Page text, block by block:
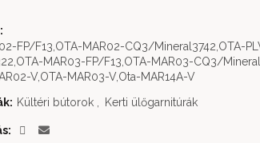
FP/F13,OTA-MAR02-CQ3/Mineral3742,OTA-
MAR03-FP/F13,OTA-MAR03-CQ3/
V,OTA-MAR03-V,Ota-MAR14A-V
Kültéri bútorok Kerti ülőgarnitúrák